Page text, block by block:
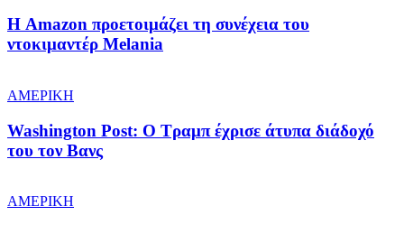
Η Amazon προετοιμάζει τη συνέχεια του
ντοκιμαντέρ Melania
ΑΜΕΡΙΚΗ
Washington Post: Ο Τραμπ έχρισε άτυπα διάδοχό
του τον Βανς
ΑΜΕΡΙΚΗ